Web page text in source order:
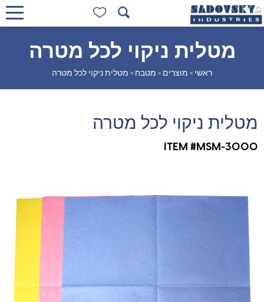
מטלית ניקוי לכל מטרה
ראשי » מוצרים » מטבח » מטלית ניקוי לכל מטרה
מטלית ניקוי לכל מטרה
ITEM #MSM-3000